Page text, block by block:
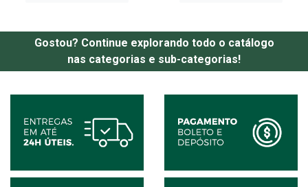
Gostou? Continue explorando todo o catálogo
nas categorias e sub-categorias!